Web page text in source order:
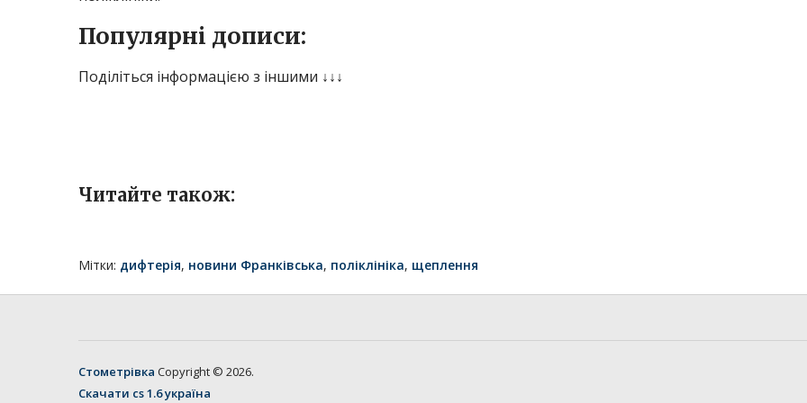
Популярні дописи:
Поділіться інформацією з іншими ↓↓↓
Читайте також:
Мітки: дифтерія, новини Франківська, поліклініка, щеплення
Стометрівка Copyright © 2026.
Скачати cs 1.6 україна